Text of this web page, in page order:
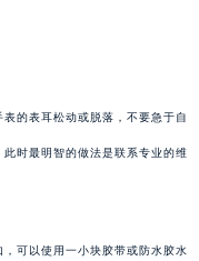
的表耳松动或脱落，不要急于自
时最明智的做法是联系专业的维
可以使用一小块胶带或防水胶水